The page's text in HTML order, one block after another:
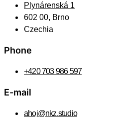
Plynárenská 1
602 00, Brno
Czechia
Phone
+420 703 986 597
E-mail
ahoj@nkz.studio